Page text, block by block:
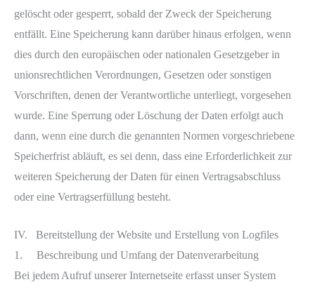
gelöscht oder gesperrt, sobald der Zweck der Speicherung
entfällt. Eine Speicherung kann darüber hinaus erfolgen, wenn
dies durch den europäischen oder nationalen Gesetzgeber in
unionsrechtlichen Verordnungen, Gesetzen oder sonstigen
Vorschriften, denen der Verantwortliche unterliegt, vorgesehen
wurde. Eine Sperrung oder Löschung der Daten erfolgt auch
dann, wenn eine durch die genannten Normen vorgeschriebene
Speicherfrist abläuft, es sei denn, dass eine Erforderlichkeit zur
weiteren Speicherung der Daten für einen Vertragsabschluss
oder eine Vertragserfüllung besteht.
IV. Bereitstellung der Website und Erstellung von Logfiles
1. Beschreibung und Umfang der Datenverarbeitung
Bei jedem Aufruf unserer Internetseite erfasst unser System